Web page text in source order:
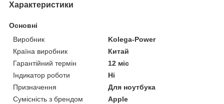
Характеристики
Основні
Виробник
Kolega-Power
Країна виробник
Китай
Гарантійний термін
12 міс
Індикатор роботи
Ні
Призначення
Для ноутбука
Сумісність з брендом
Apple